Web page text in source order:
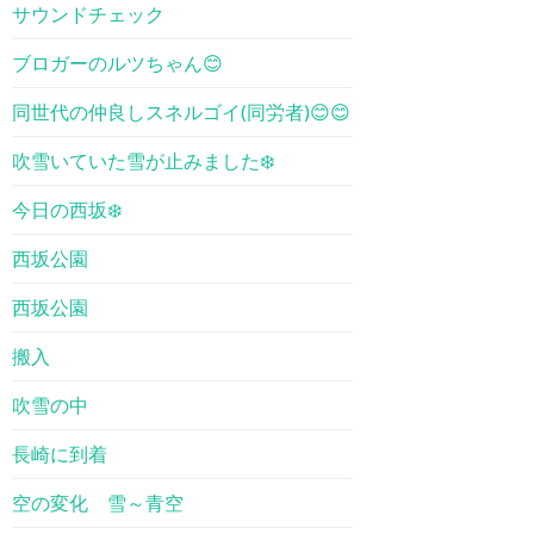
サウンドチェック
ブロガーのルツちゃん😊
同世代の仲良しスネルゴイ(同労者)😊😊
吹雪いていた雪が止みました❄️
今日の西坂❄️
西坂公園
西坂公園
搬入
吹雪の中
長崎に到着
空の変化 雪～青空